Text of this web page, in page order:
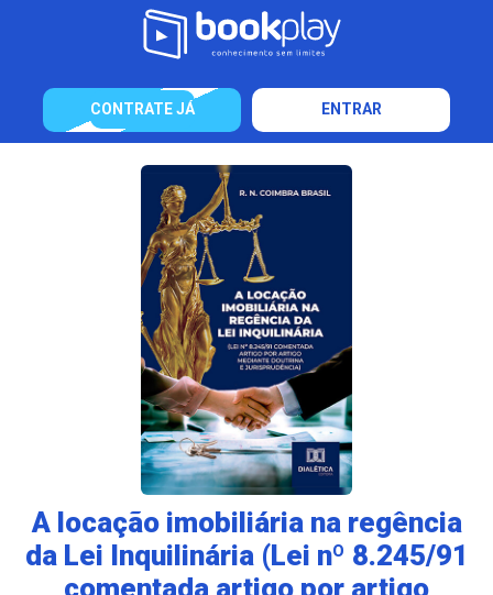
CONTRATE JÁ ENTRAR
A locação imobiliária na regência
da Lei Inquilinária (Lei nº 8.245/91
comentada artigo por artigo